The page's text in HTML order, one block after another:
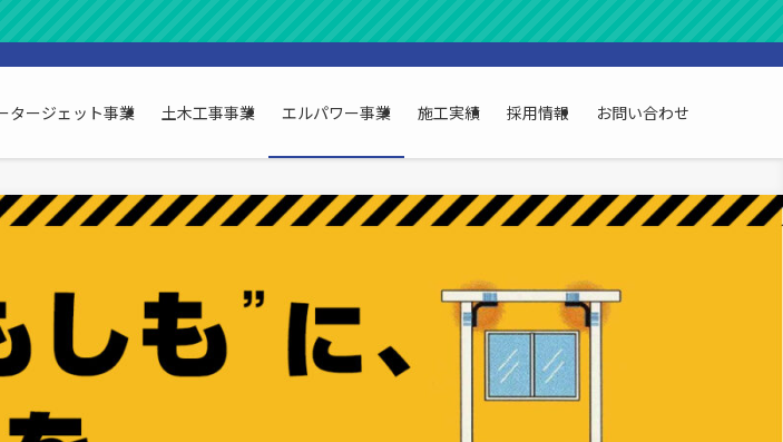
精密かつ環境配
タージェット事業 土木工事事業 エルパワー事業 施工実績 採用情報 お問い合わせ